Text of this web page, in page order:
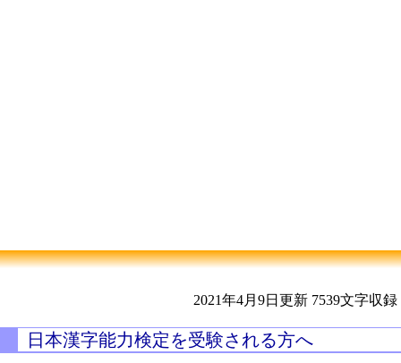
2021年4月9日更新 7539文字収録
日本漢字能力検定を受験される方へ